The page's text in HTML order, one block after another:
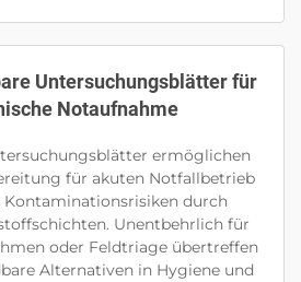
Untersuchungsblätter für
Notaufnahme
ermöglichen
für akuten Notfallbetrieb
Kontaminationsrisiken durch
Unentbehrlich für
oder Feldtriage übertreffen
Alternativen in Hygiene und